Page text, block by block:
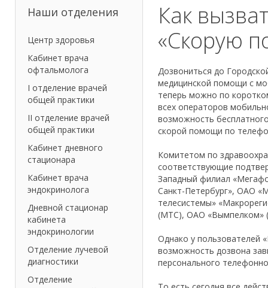
Как
«Скорую
Дозвониться до
медицинской помощи с
теперь можно по
всех операторов
возможность
скорой помощи по
Комитетом по
соответствующие
Западный филиал
Санкт-Петербург», ОАО
телесистемы»
(МТС), ОАО «Вымпелком»
Однако у пользователей
возможность дозвона
персонального
Наши отделения
Центр здоровья
Кабинет врача
офтальмолога
I отделение врачей
общей практики
II отделение врачей
общей практики
Кабинет дневного
стационара
Кабинет врача
эндокринолога
Дневной стационар
кабинета
эндокринологии
Отделение лучевой
диагностики
Отделение